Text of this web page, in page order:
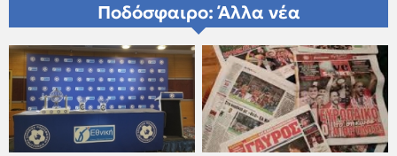
Ποδόσφαιρο: Άλλα νέα